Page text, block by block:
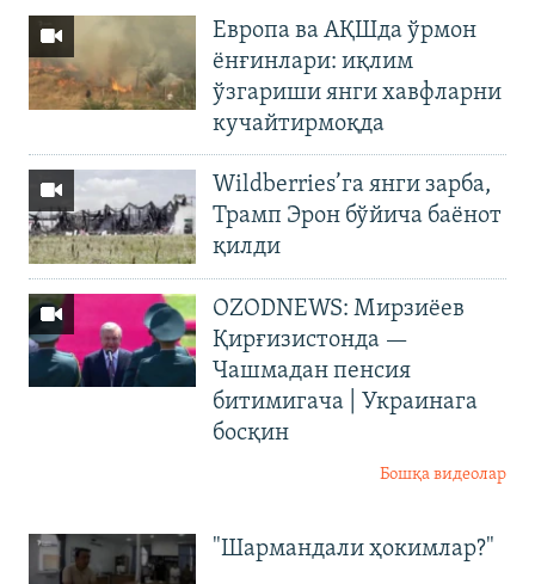
Европа ва АҚШда ўрмон
ёнғинлари: иқлим
ўзгариши янги хавфларни
кучайтирмоқда
Wildberries’га янги зарба,
Трамп Эрон бўйича баёнот
қилди
OZODNEWS: Мирзиёев
Қирғизистонда —
Чашмадан пенсия
битимигача | Украинага
босқин
Бошқа видеолар
"Шармандали ҳокимлар?"